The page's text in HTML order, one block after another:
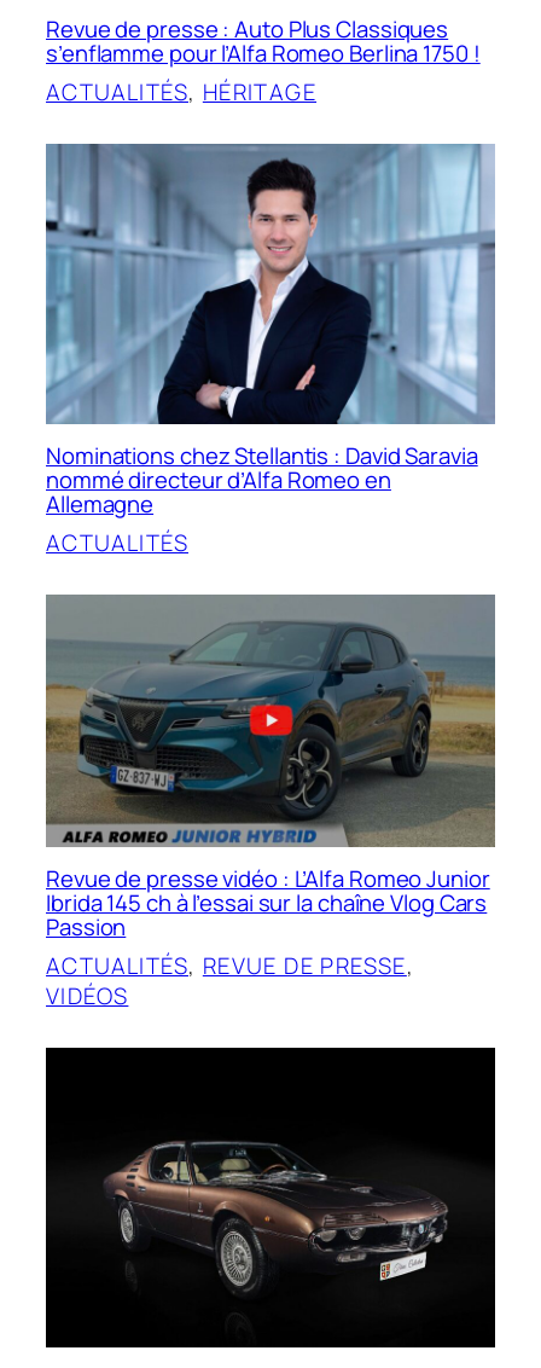
Revue de presse : Auto Plus Classiques
s’enflamme pour l’Alfa Romeo Berlina 1750 !
ACTUALITÉS, HÉRITAGE
Nominations chez Stellantis : David Saravia
nommé directeur d’Alfa Romeo en
Allemagne
ACTUALITÉS
Revue de presse vidéo : L’Alfa Romeo Junior
Ibrida 145 ch à l’essai sur la chaîne Vlog Cars
Passion
ACTUALITÉS, REVUE DE PRESSE
VIDÉOS